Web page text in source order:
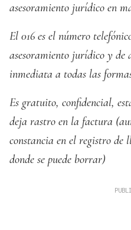
asesoramiento jurídico en
El 016 es el número
asesoramiento jurídico y de
inmediata a todas las
Es gratuito, confidencial,
deja rastro en la factura
constancia en el registro de
donde se puede borrar)